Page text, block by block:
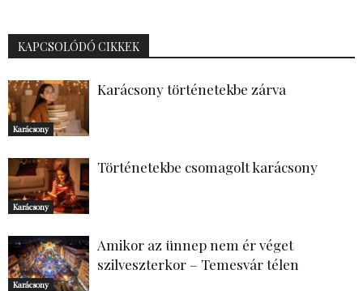
KAPCSOLÓDÓ CIKKEK
Karácsony
Karácsony történetekbe zárva
Karácsony
Történetekbe csomagolt karácsony
Karácsony
Amikor az ünnep nem ér véget
szilveszterkor – Temesvár télen